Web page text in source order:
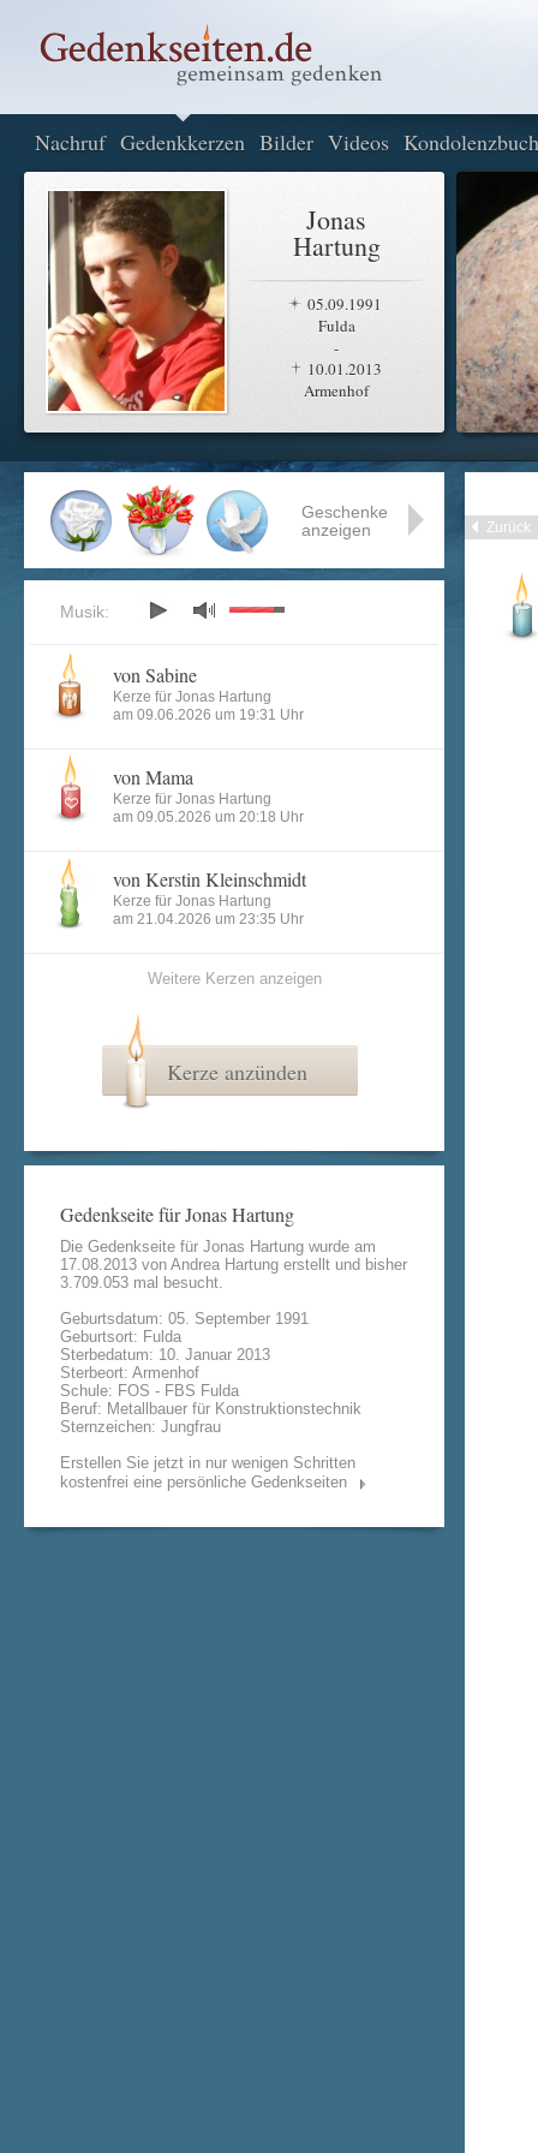
Nachruf Gedenkkerzen Bilder Videos Kondolenzbuch
Jonas
Hartung
05.09.1991
Fulda
-
10.01.2013
Armenhof
Zurück
Geschenke
anzeigen
Musik:
von Sabine
Kerze für Jonas Hartung
am 09.06.2026 um 19:31 Uhr
von Mama
Kerze für Jonas Hartung
am 09.05.2026 um 20:18 Uhr
von Kerstin Kleinschmidt
Kerze für Jonas Hartung
am 21.04.2026 um 23:35 Uhr
Weitere Kerzen anzeigen
Kerze anzünden
Gedenkseite für Jonas Hartung
Die Gedenkseite für Jonas Hartung wurde am
17.08.2013 von Andrea Hartung erstellt und bisher
3.709.053 mal besucht.
Geburtsdatum: 05. September 1991
Geburtsort: Fulda
Sterbedatum: 10. Januar 2013
Sterbeort: Armenhof
Schule: FOS - FBS Fulda
Beruf: Metallbauer für Konstruktionstechnik
Sternzeichen: Jungfrau
Erstellen Sie jetzt in nur wenigen Schritten
kostenfrei eine persönliche Gedenkseiten